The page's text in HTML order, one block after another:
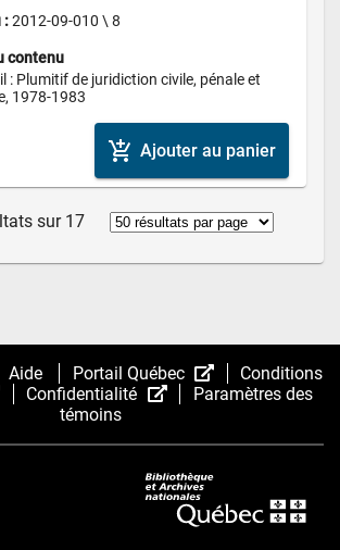
: 2012-09-010 \ 8
contenu
: Plumitif de juridiction civile, pénale et
1978-1983
add_shopping_cart Ajouter au panier
sur 17
Aide Portail Québec
(Cet
hyperlien
nouvelle
fenêtre.)
Conditions
(Cet
hyperlien
Confidentialité
(Cet
une
nouvelle
fenêtre.)
Paramètres des
témoins